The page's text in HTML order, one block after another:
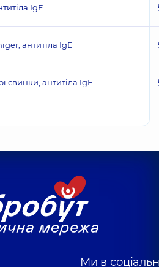
IgE
антитіла IgE
свинки, антитіла IgE
Ми в